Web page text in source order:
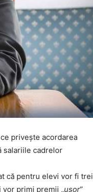
privește acordarea
salariile cadrelor
că pentru elevi vor fi trei
primi premii „ușor”